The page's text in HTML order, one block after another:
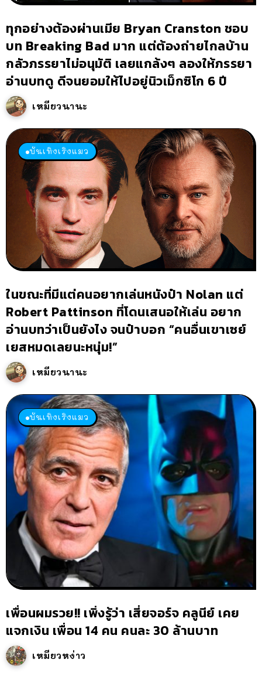
ทุกอย่างต้องผ่านเมีย Bryan Cranston ชอบ
บท Breaking Bad มาก แต่ต้องถ่ายไกลบ้าน
กลัวภรรยาไม่อนุมัติ เลยแกล้งๆ ลองให้ภรรยา
อ่านบทดู ดีจนยอมให้ไปอยู่นิวเม็กซิโก 6 ปี
เหมียวนานะ
บันเทิงเริงแมว
ในขณะที่มีแต่คนอยากเล่นหนังป๋า Nolan แต่
Robert Pattinson ที่โดนเสนอให้เล่น อยาก
อ่านบทว่าเป็นยังไง จนป๋าบอก “คนอื่นเขาเซย์
เยสหมดเลยนะหนุ่ม!”
เหมียวนานะ
บันเทิงเริงแมว
เพื่อนผมรวย!! เพิ่งรู้ว่า เสี่ยจอร์จ คลูนีย์ เคย
แจกเงิน เพื่อน 14 คน คนละ 30 ล้านบาท
เหมียวหง่าว